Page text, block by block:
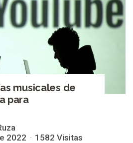
musicales de
para
2022
1582 Visitas